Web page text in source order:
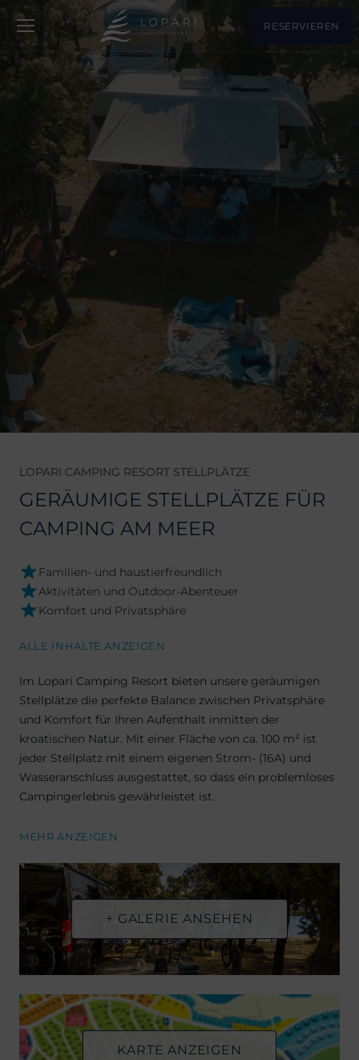
RESERVIEREN
LOPARI CAMPING RESORT STELLPLÄTZE
GERÄUMIGE STELLPLÄTZE FÜR
CAMPING AM MEER
Familien- und haustierfreundlich
Aktivitäten und Outdoor-Abenteuer
Komfort und Privatsphäre
ALLE INHALTE ANZEIGEN
Im Lopari Camping Resort bieten unsere geräumigen
Stellplätze die perfekte Balance zwischen Privatsphäre
und Komfort für Ihren Aufenthalt inmitten der
kroatischen Natur. Mit einer Fläche von ca. 100 m² ist
jeder Stellplatz mit einem eigenen Strom- (16A) und
Wasseranschluss ausgestattet, so dass ein problemloses
Campingerlebnis gewährleistet ist.
MEHR ANZEIGEN
+ GALERIE ANSEHEN
KARTE ANZEIGEN